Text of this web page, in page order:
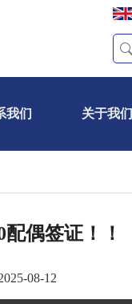
我们 关于我们
偶签证！！
08-12